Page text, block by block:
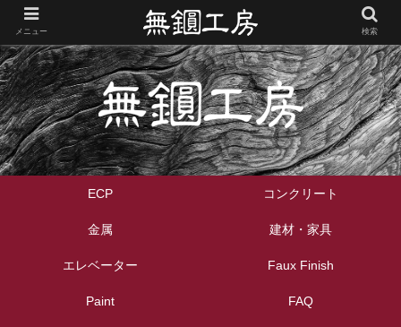
ECP コンクリート
金属 建材・家具
エレベーター Faux Finish
Paint FAQ
メニュー 検索